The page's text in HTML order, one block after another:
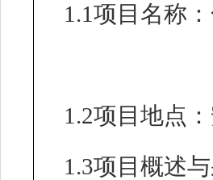
1.1项目名称
1.2项目地点
1.3项目概述